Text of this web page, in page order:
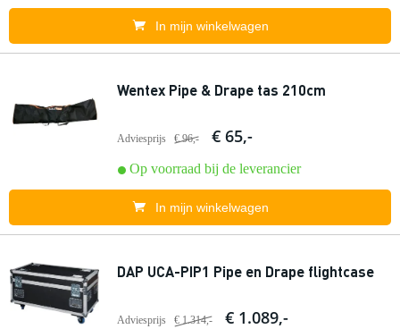
In mijn winkelwagen
Wentex Pipe & Drape tas 210cm
Adviesprijs € 96,- € 65,-
Op voorraad bij de leverancier
In mijn winkelwagen
DAP UCA-PIP1 Pipe en Drape flightcase
Adviesprijs € 1.314,- € 1.089,-